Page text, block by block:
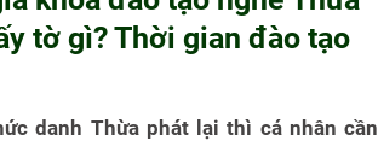
tờ gì? Thời gian đào tạo
danh Thừa phát lại thì cá nhân cần